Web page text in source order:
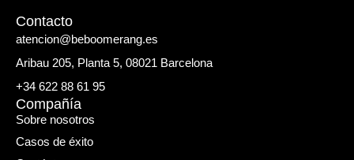
Contacto
atencion@beboomerang.es
Aribau 205, Planta 5, 08021 Barcelona
+34 622 88 61 95
Compañía
Sobre nosotros
Casos de éxito